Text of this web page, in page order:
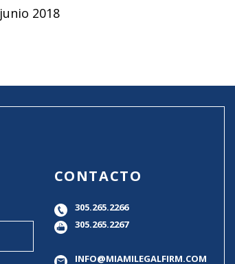
junio 2018
CONTACTO
305.265.2266
305.265.2267
INFO@MIAMILEGALFIRM.COM